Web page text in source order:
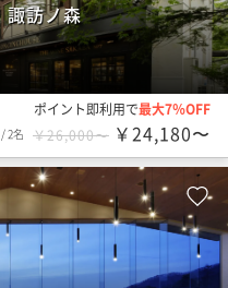
諏訪ノ森
ポイント即利用で最大7％OFF
/2名 ￥26,000〜 ￥24,180〜